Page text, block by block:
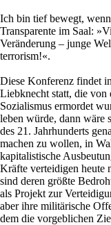
Ich bin tief bewegt,
Transparente im Saal:
Veränderung – junge
terrorism!«.
Diese Konferenz findet
Liebknecht statt, die von
Sozialismus ermordet
leben würde, dann wäre
des 21. Jahrhunderts
machen zu wollen, in
kapitalistische
Kräfte verteidigen heute
sind deren größte
als Projekt zur
aber ihre militärische
dem die vorgeblichen